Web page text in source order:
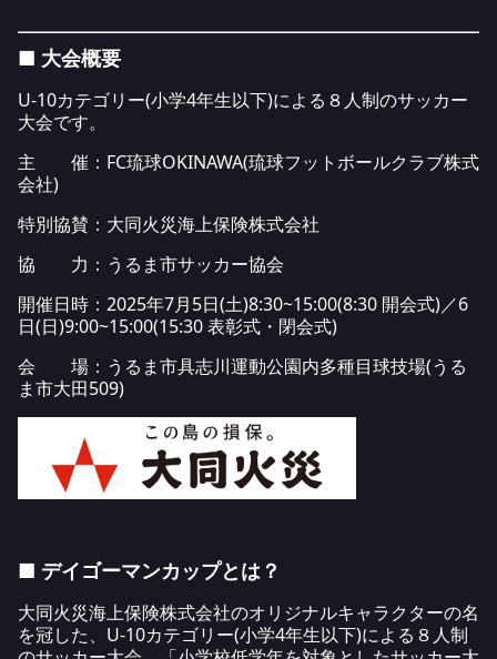
■ 大会概要
U-10カテゴリー(小学4年生以下)による８人制のサッカー
大会です。
主 催：FC琉球OKINAWA(琉球フットボールクラブ株式
会社)
特別協賛：大同火災海上保険株式会社
協 力：うるま市サッカー協会
開催日時：2025年7月5日(土)8:30~15:00(8:30 開会式)／6
日(日)9:00~15:00(15:30 表彰式・閉会式)
会 場：うるま市具志川運動公園内多種目球技場(うる
ま市大田509)
■ デイゴーマンカップとは？
大同火災海上保険株式会社のオリジナルキャラクターの名
を冠した、U-10カテゴリー(小学4年生以下)による８人制